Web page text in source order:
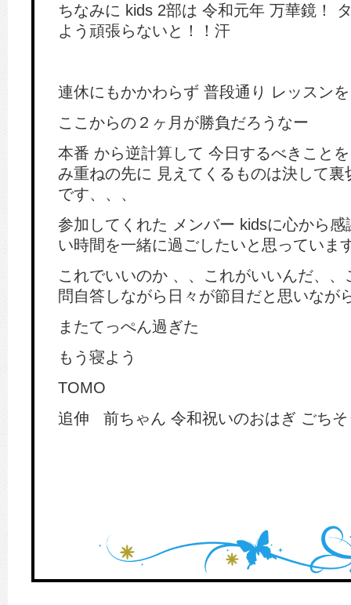
ちなみに kids 2部は 令和元年 万華鏡！
よう頑張らないと！！汗
連休にもかかわらず 普段通り レッスン
ここからの２ヶ月が勝負だろうなー
本番 から逆計算して 今日するべきこと
み重ねの先に 見えてくるものは決して裏
です、、、
参加してくれた メンバー kidsに心から
い時間を一緒に過ごしたいと思っていま
これでいいのか 、、これがいいんだ、
問自答しながら日々が節目だと思いなが
またてっぺん過ぎた
もう寝よう
TOMO
追伸 前ちゃん 令和祝いのおはぎ ごちそ